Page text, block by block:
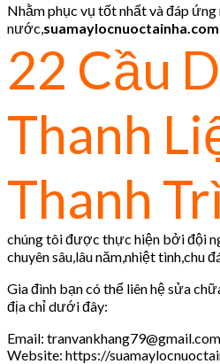
Nhằm phục vụ tốt nhất và đáp ứng
nước, suamaylocnuoctainha.com
22 Cầu
Thanh
Thanh Trì
chúng tôi được thực hiện bởi đội
chuyên sâu,lâu năm,nhiệt tình,chu
Gia đình bạn có thể liên hệ sửa
địa chỉ dưới đây:
Email: tranvankhang79@gmail.com
Website: https://